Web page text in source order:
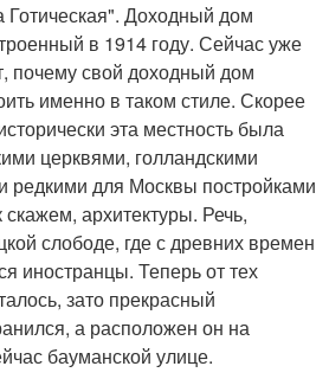
Доходный дом
в 1914 году. Сейчас уже
почему свой доходный дом
именно в таком стиле. Скорее
эта местность была
церквями, голландскими
редкими для Москвы постройками
архитектуры. Речь,
слободе, где с древних времен
иностранцы. Теперь от тех
зато прекрасный
а расположен он на
бауманской улице.